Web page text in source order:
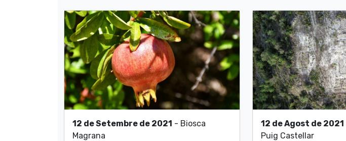
12 de Setembre de 2021 - Biosca
Magrana
12 de Agost de 2021
Puig Castellar